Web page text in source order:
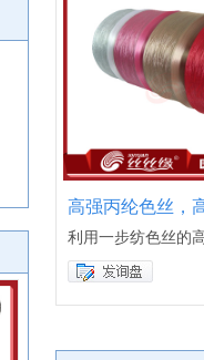
高强丙纶色丝，
利用一步纺色丝的